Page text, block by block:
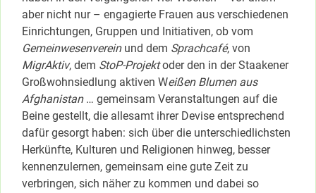
aber nicht nur – engagierte Frauen aus verschiedenen
Einrichtungen, Gruppen und Initiativen, ob vom
Gemeinwesenvereinund dem Sprachcafé, von
MigrAktiv, dem StoP-Projektoder den in der Staakener
Großwohnsiedlung aktiven Weißen Blumen aus
Afghanistan… gemeinsam Veranstaltungen auf die
Beine gestellt, die allesamt ihrer Devise entsprechend
dafür gesorgt haben: sich über die unterschiedlichsten
Herkünfte, Kulturen und Religionen hinweg, besser
kennenzulernen, gemeinsam eine gute Zeit zu
verbringen, sich näher zu kommen und dabei so